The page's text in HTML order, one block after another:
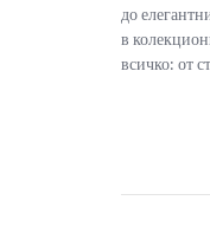
до
в
всичко: от